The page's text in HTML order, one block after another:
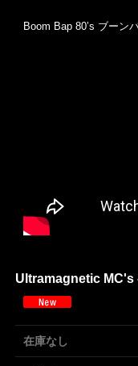
Boom Bap 80’s ブーン
Ultramagnetic MC's
在庫なし